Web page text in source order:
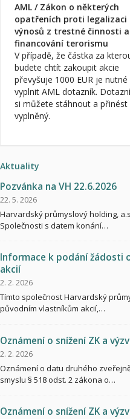
AML / Zákon o některých
opatřeních proti legalizaci
výnosů z trestné činnosti a
financování terorismu
V případě, že částka za
budete chtít zakoupit akcie
převyšuje 1000 EUR je nutné
vyplnit AML dotazník.
si můžete stáhnout a přinést
vyplněný.
Aktuality
Pozvánka na VH 22.6.2026
22. 5. 2026
Harvardský průmyslový holding,
Společnosti s datem konání…
Informace k podání žádosti
akcií
2. 2. 2026
Tímto společnost Harvardský
původním vlastníkům akcií,…
Oznámení o snížení ZK a
2. 2. 2026
Oznámení o datu druhého
smyslu § 518 odst. 2 zákona o…
Oznámení o snížení ZK a